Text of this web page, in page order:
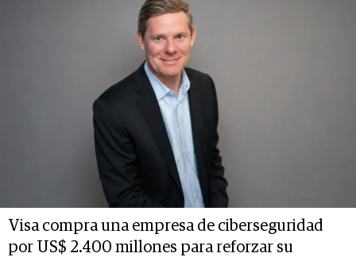
Visa compra una empresa de ciberseguridad
por US$ 2.400 millones para reforzar su